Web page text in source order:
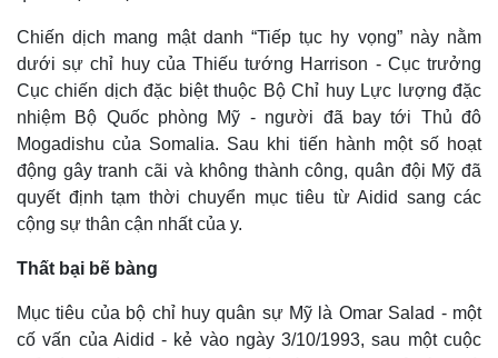
Chiến dịch mang mật danh “Tiếp tục hy vọng” này nằm
dưới sự chỉ huy của Thiếu tướng Harrison - Cục trưởng
Cục chiến dịch đặc biệt thuộc Bộ Chỉ huy Lực lượng đặc
nhiệm Bộ Quốc phòng Mỹ - người đã bay tới Thủ đô
Mogadishu của Somalia. Sau khi tiến hành một số hoạt
động gây tranh cãi và không thành công, quân đội Mỹ đã
quyết định tạm thời chuyển mục tiêu từ Aidid sang các
cộng sự thân cận nhất của y.
Thất bại bẽ bàng
Mục tiêu của bộ chỉ huy quân sự Mỹ là Omar Salad - một
cố vấn của Aidid - kẻ vào ngày 3/10/1993, sau một cuộc